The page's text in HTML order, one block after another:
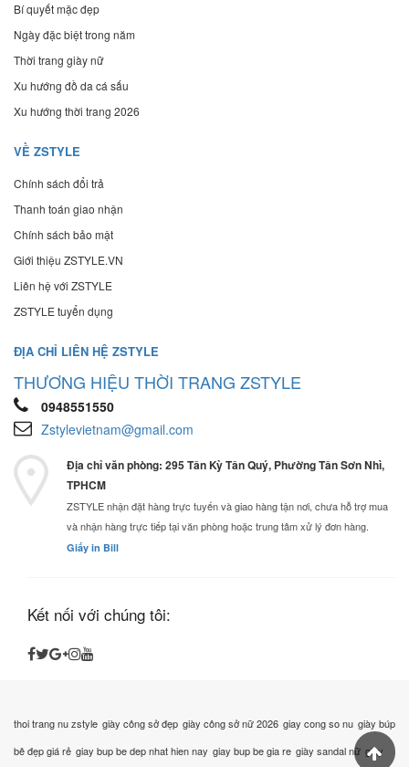
Bí quyết mặc đẹp
Ngày đặc biệt trong năm
Thời trang giày nữ
Xu hướng đồ da cá sấu
Xu hướng thời trang 2026
VỀ ZSTYLE
Chính sách đổi trả
Thanh toán giao nhận
Chính sách bảo mật
Giới thiệu ZSTYLE.VN
Liên hệ với ZSTYLE
ZSTYLE tuyển dụng
ĐỊA CHỈ LIÊN HỆ ZSTYLE
THƯƠNG HIỆU THỜI TRANG ZSTYLE
0948551550
Zstylevietnam@gmail.com
Địa chỉ văn phòng: 295 Tân Kỳ Tân Quý, Phường Tân Sơn Nhì,
TPHCM
ZSTYLE nhận đặt hàng trực tuyến và giao hàng tận nơi, chưa hỗ trợ mua
và nhận hàng trực tiếp tại văn phòng hoặc trung tâm xử lý đơn hàng.
Giấy in Bill
Kết nối với chúng tôi:
thoi trang nu zstyle giày công sở đẹp giày công sở nữ 2026 giay cong so nu giày búp
bê đẹp giá rẻ giay bup be dep nhat hien nay giay bup be gia re giày sandal nữ giày